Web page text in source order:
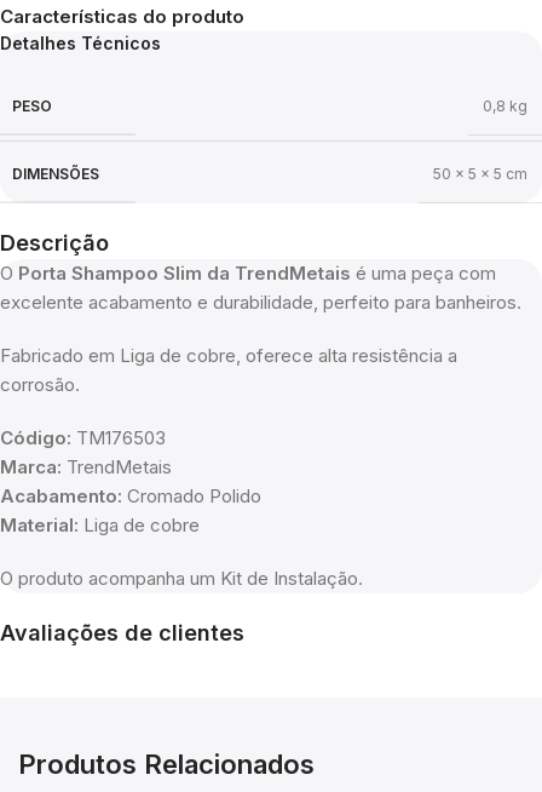
Características do produto
Detalhes Técnicos
PESO 0,8 kg
DIMENSÕES 50 × 5 × 5 cm
Descrição
O Porta Shampoo Slim da TrendMetais é uma peça com
excelente acabamento e durabilidade, perfeito para banheiros.
Fabricado em Liga de cobre, oferece alta resistência a
corrosão.
Código: TM176503
Marca: TrendMetais
Acabamento: Cromado Polido
Material: Liga de cobre
O produto acompanha um Kit de Instalação.
Avaliações de clientes
Produtos Relacionados